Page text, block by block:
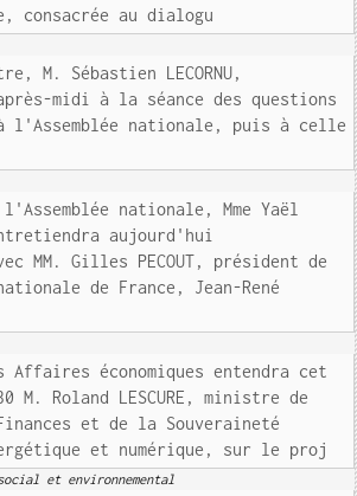
consacrée au dialogu
M. Sébastien LECORNU,
midi à la séance des questions
à l'Assemblée nationale, puis à celle
nationale, Mme Yaël
aujourd'hui
MM. Gilles PECOUT, président de
de France, Jean-René
Affaires économiques entendra cet
M. Roland LESCURE, ministre de
et de la Souveraineté
et numérique, sur le proj
et environnemental